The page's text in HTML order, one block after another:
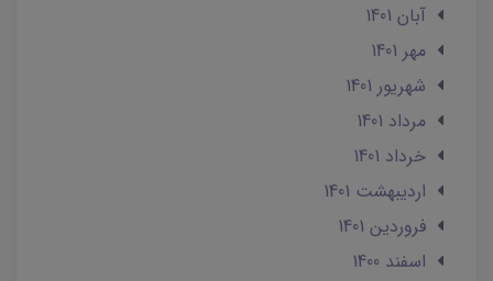
آبان 1401
مهر 1401
شهریور 1401
مرداد 1401
خرداد 1401
ارديبهشت 1401
فروردین 1401
اسفند 1400